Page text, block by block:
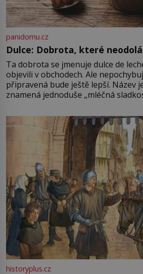
panidomu.cz
Dulce: Dobrota, které
Ta dobrota se jmenuje dulce de
objevili v obchodech. Ale
připravená bude ještě lepší. Název
znamená jednoduše „mléčná
pře hned několik
Francie, kde se traduje,
historyplus.cz